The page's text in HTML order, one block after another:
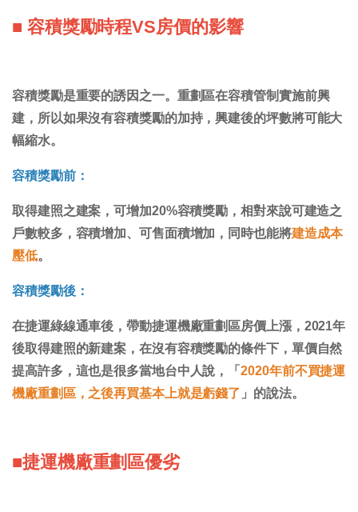
■ 容積獎勵時程VS房價的影響
容積獎勵是重要的誘因之一。重劃區在容積管制實施前興
建，所以如果沒有容積獎勵的加持，興建後的坪數將可能大
幅縮水。
容積獎勵前：
取得建照之建案，可增加20%容積獎勵，相對來說可建造之
戶數較多，容積增加、可售面積增加，同時也能將建造成本
壓低。
容積獎勵後：
在捷運綠線通車後，帶動捷運機廠重劃區房價上漲，2021年
後取得建照的新建案，在沒有容積獎勵的條件下，單價自然
提高許多，這也是很多當地台中人說，「2020年前不買捷運
機廠重劃區，之後再買基本上就是虧錢了 」的說法。
■捷運機廠重劃區優劣